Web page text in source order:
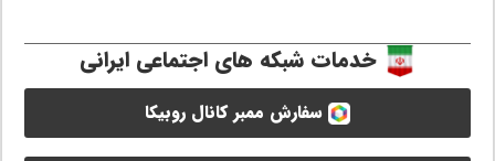
خدمات شبکه های اجتماعی ایرانی
سفارش ممبر کانال روبیکا